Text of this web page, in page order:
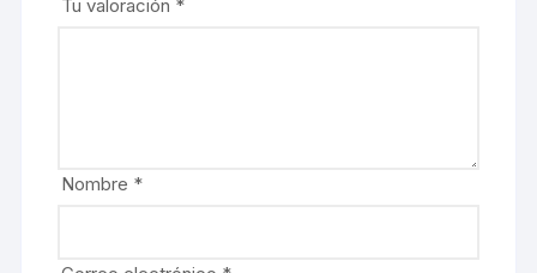
Tu valoración *
Nombre *